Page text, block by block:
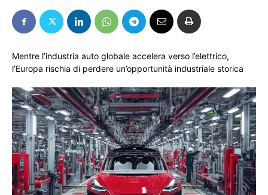
Mentre l’industria auto globale accelera verso l’elettrico,
l’Europa rischia di perdere un’opportunità industriale storica